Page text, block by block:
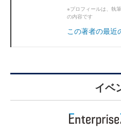
※プロフィールは、執
の内容です
この著者の最近
イベ